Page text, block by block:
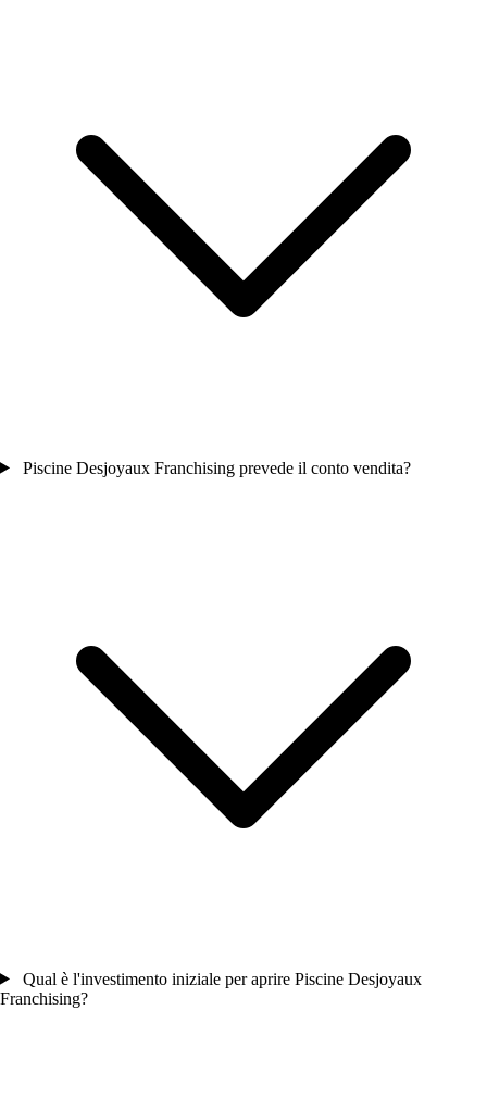
Piscine Desjoyaux Franchising prevede il conto vendita?
Qual è l'investimento iniziale per aprire Piscine Desjoyaux
Franchising?